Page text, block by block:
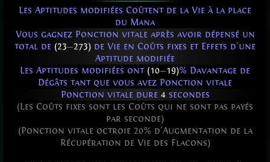
Les Aptitudes modifiées Coûtent de la Vie à la place
du Mana
Vous gagnez Ponction vitale après avoir dépensé un
total de (23—273) de Vie en Coûts fixes et Effets d'une
Aptitude modifiée
Les Aptitudes modifiées ont (10—19)% Davantage de
Dégâts tant que vous avez Ponction vitale
Ponction vitale dure 4secondes
(Les Coûts fixes sont les Coûts qui ne sont pas payés
par seconde)
(Ponction vitale octroie 20% d'Augmentation de la
Récupération de Vie des Flacons)